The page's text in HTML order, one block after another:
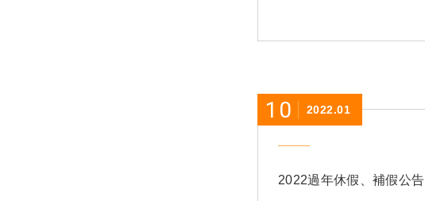
10 2022.01
2022過年休假、補假公告